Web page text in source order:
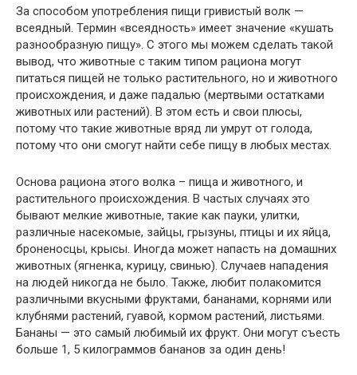
За способом употребления пищи гривистый волк —
всеядный. Термин «всеядность» имеет значение «кушать
разнообразную пищу». С этого мы можем сделать такой
вывод, что животные с таким типом рациона могут
питаться пищей не только растительного, но и животного
происхождения, и даже падалью (мертвыми остатками
животных или растений). В этом есть и свои плюсы,
потому что такие животные вряд ли умрут от голода,
потому что они смогут найти себе пищу в любых местах.
Основа рациона этого волка – пища и животного, и
растительного происхождения. В частых случаях это
бывают мелкие животные, такие как пауки, улитки,
различные насекомые, зайцы, грызуны, птицы и их яйца,
броненосцы, крысы. Иногда может напасть на домашних
животных (ягненка, курицу, свинью). Случаев нападения
на людей никогда не было. Также, любит полакомится
различными вкусными фруктами, бананами, корнями или
клубнями растений, гуавой, кормом растений, листьями.
Бананы — это самый любимый их фрукт. Они могут съесть
больше 1, 5 килограммов бананов за один день!